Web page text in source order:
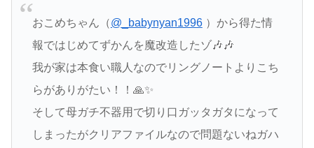
おこめちゃん（@_babynyan1996）から得た情
報ではじめてずかんを魔改造したゾ🎶🎶
我が家は本食い職人なのでリングノートよりこち
らがありがたい！！🙏✨
そして母ガチ不器用で切り口ガッタガタになって
しまったがクリアファイルなので問題ないねガハ